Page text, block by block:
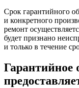
Срок гарантийного
и конкретного
ремонт
будет признано
и только в течение
Гарантийное